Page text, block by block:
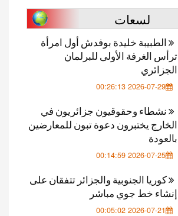
لسعات
الطبيبة خليدة بوفدش أول امرأة
ترأس الغرفة الأولى للبرلمان
الجزائري
2026-07-29 00:26:13
نشطاء وحقوقيون جزائريون في
الخارج يختبرون دعوة تبون للمعارضين
بالعودة
2026-07-25 00:14:59
كوريا الجنوبية والجزائر تتفقان على
إنشاء خط جوي مباشر
2026-07-21 00:05:02